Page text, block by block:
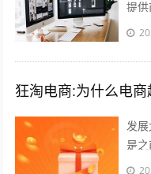
提
付
狂淘电商:为什么电商
发
是
化